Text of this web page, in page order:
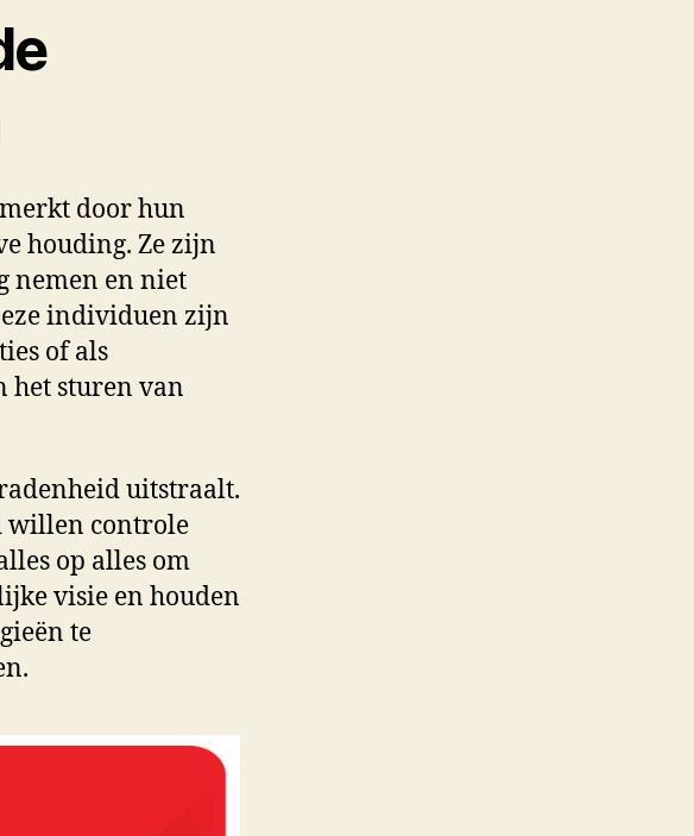
door hun
houding. Ze zijn
nemen en niet
individuen zijn
of als
het sturen van
uitstraalt.
willen controle
op alles om
visie en houden
te